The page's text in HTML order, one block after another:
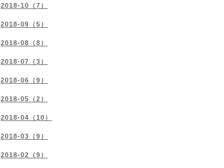
2018-10（7）
2018-09（5）
2018-08（8）
2018-07（3）
2018-06（9）
2018-05（2）
2018-04（10）
2018-03（9）
2018-02（9）